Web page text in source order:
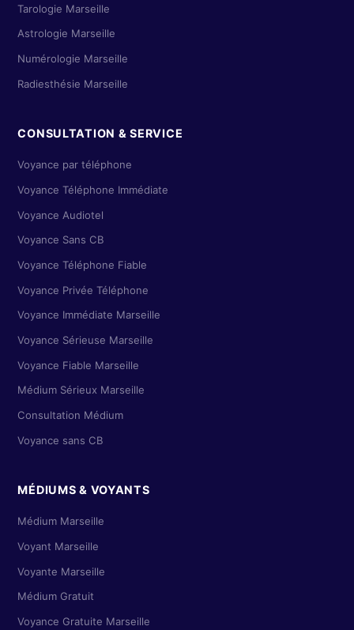
Tarologie Marseille
Astrologie Marseille
Numérologie Marseille
Radiesthésie Marseille
CONSULTATION & SERVICE
Voyance par téléphone
Voyance Téléphone Immédiate
Voyance Audiotel
Voyance Sans CB
Voyance Téléphone Fiable
Voyance Privée Téléphone
Voyance Immédiate Marseille
Voyance Sérieuse Marseille
Voyance Fiable Marseille
Médium Sérieux Marseille
Consultation Médium
Voyance sans CB
MÉDIUMS & VOYANTS
Médium Marseille
Voyant Marseille
Voyante Marseille
Médium Gratuit
Voyance Gratuite Marseille